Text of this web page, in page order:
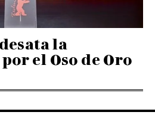
la
el Oso de Oro